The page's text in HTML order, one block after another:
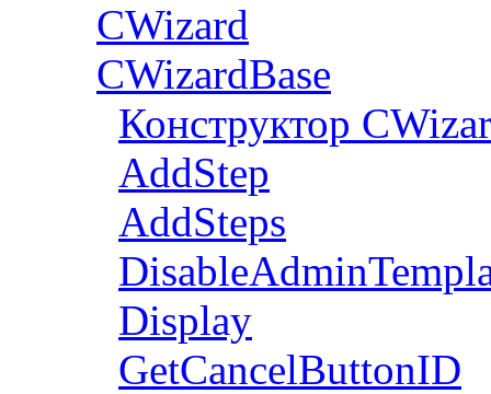
CWizard
СWizardBase
Конструктор
AddStep
AddSteps
Display
GetCancelButtonID